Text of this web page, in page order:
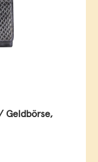
Geldbörse,